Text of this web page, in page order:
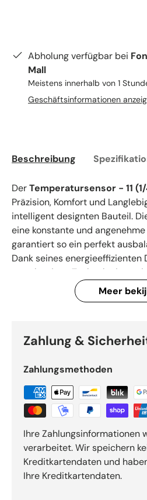
Abholung verfügbar bei
Mall
Meistens innerhalb von 1
Geschäftsinformationen
Beschreibung
DerTemperatursensor - 11
Präzision, Komfort und
intelligent designten Bauteil.
eine konstante und
garantiert so ein perfekt
Dank seines energieeffizienten
zuverlässigen Technologie
Wärmeregulierung und eine
stilvolle Design und die
alle, die sich ein optimales
Meer
Zahlung &
Zahlungsmethoden
Ihre Zahlungsinformationen
verarbeitet. Wir speichern
Kreditkartendaten und
Ihre Kreditkartendaten.